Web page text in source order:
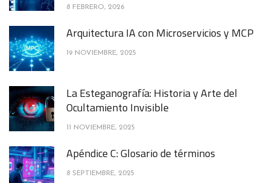
8 FEBRERO, 2026
Arquitectura IA con Microservicios y MCP
19 NOVIEMBRE, 2025
La Esteganografía: Historia y Arte del
Ocultamiento Invisible
11 NOVIEMBRE, 2025
Apéndice C: Glosario de términos
8 SEPTIEMBRE, 2025